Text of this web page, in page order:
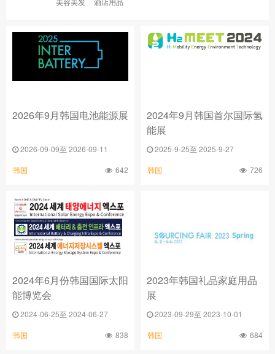
2026年9月韩国电池能源展
2026-09-09至 2026-09-11
韩国 642
2024年9月韩国首尔国际氢
能展
2025-9-25至 2025-9-27
韩国 726
2024年6月份韩国国际太阳
能博览会
2024-06-25至 2024-06-27
韩国 838
2023年韩国礼品家庭用品
展
2023-09-29至 2023-10-01
韩国 684